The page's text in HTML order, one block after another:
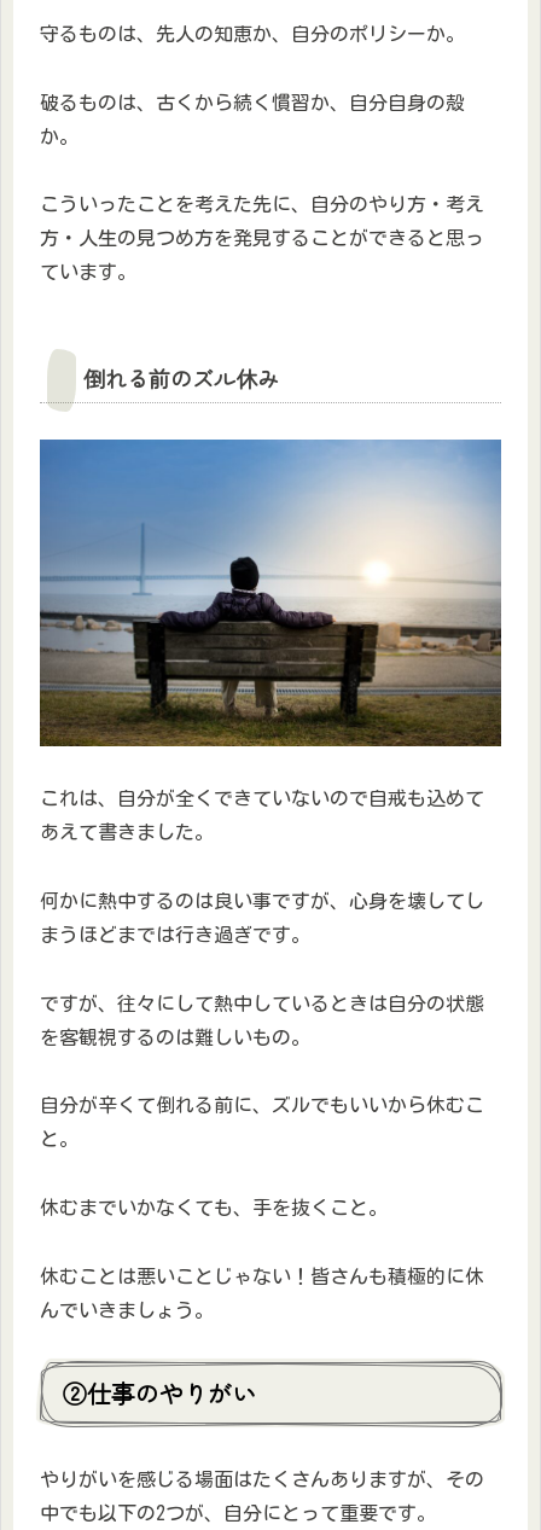
守るものは、先人の知恵か、自分のポリシーか。
破るものは、古くから続く慣習か、自分自身の殻
か。
こういったことを考えた先に、自分のやり方・考え
方・人生の見つめ方を発見することができると思っ
ています。
倒れる前のズル休み
これは、自分が全くできていないので自戒も込めて
あえて書きました。
何かに熱中するのは良い事ですが、心身を壊してし
まうほどまでは行き過ぎです。
ですが、往々にして熱中しているときは自分の状態
を客観視するのは難しいもの。
自分が辛くて倒れる前に、ズルでもいいから休むこ
と。
休むまでいかなくても、手を抜くこと。
休むことは悪いことじゃない！皆さんも積極的に休
んでいきましょう。
②仕事のやりがい
やりがいを感じる場面はたくさんありますが、その
中でも以下の2つが、自分にとって重要です。